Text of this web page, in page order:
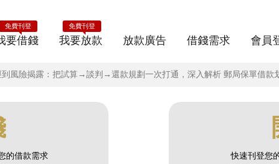
要借錢
免費刊登
我要放款
免費刊登
放款廣告 借錢需求 會員
到風險揭露：把試算→談判→還款規劃一次打通，深入解析 郵局保單借款
的借款需求
快速刊登您